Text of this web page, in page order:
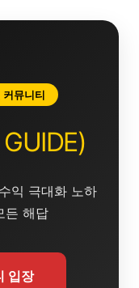
커뮤니티
익 극대화 노하
든 해답
입장